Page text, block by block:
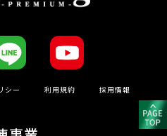
シー 利⽤規約 採用情報